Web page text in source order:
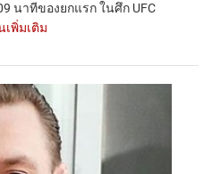
นาทีของยกแรก ในศึก UFC
เพิ่มเติม